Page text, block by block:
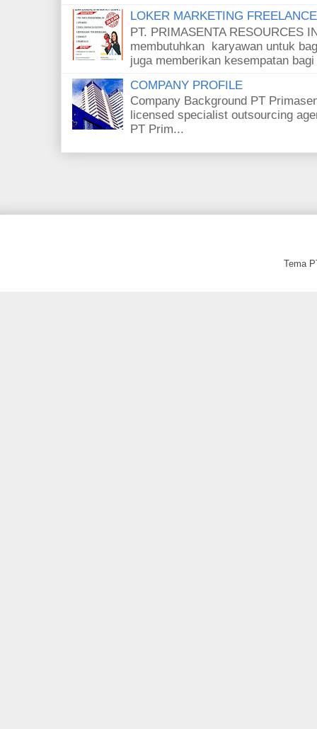
LOKER MARKETING
PT. PRIMASENTA RESOURCES
membutuhkan karyawan untuk
juga memberikan kesempatan
COMPANY PROFILE
Company Background PT
licensed specialist outsourcing
PT Prim...
Tema